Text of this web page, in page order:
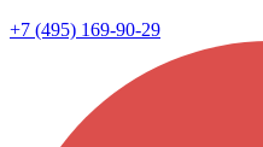
+7 (495) 169-90-29